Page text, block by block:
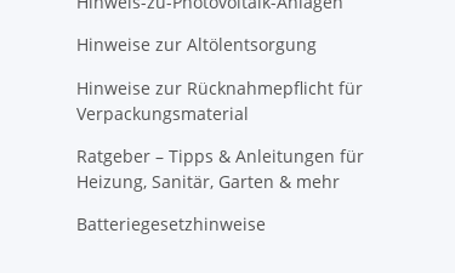
Hinweise zur Altölentsorgung
Hinweise zur Rücknahmepflicht für
Verpackungsmaterial
Ratgeber – Tipps & Anleitungen für
Heizung, Sanitär, Garten & mehr
Batteriegesetzhinweise